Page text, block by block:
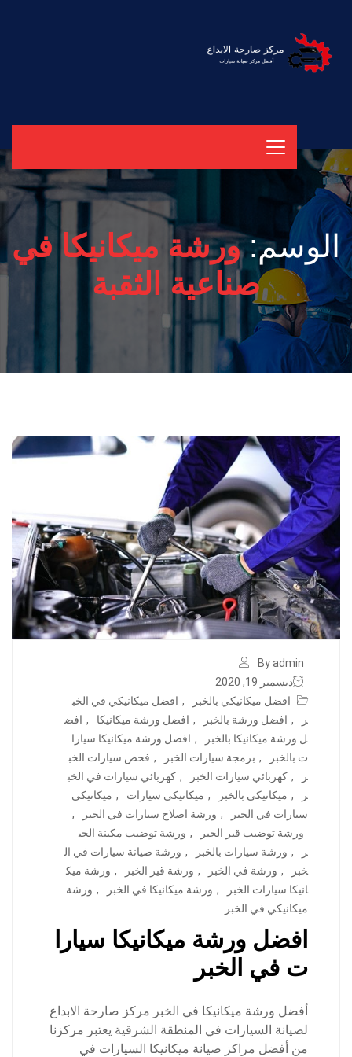
الوسم:ورشة ميكانيكا في
صناعية الثقبة
By admin
ديسمبر 19, 2020
افضل ميكانيكي بالخبر
, افضل ميكانيكي في الخب
ر
, افضل ورشة بالخبر , افضل ورشة ميكانيكا , افض
ل ورشة ميكانيكا بالخبر
, افضل ورشة ميكانيكا سيارا
ت بالخبر
, برمجة سيارات الخبر , فحص سيارات الخب
ر
, كهربائي سيارات الخبر , كهربائي سيارات في الخب
ر
, ميكانيكي بالخبر , ميكانيكي سيارات , ميكانيكي
سيارات في الخبر
, ورشة اصلاح سيارات في الخبر
,
ورشة توضيب قير الخبر
, ورشة توضيب مكينة الخب
ر
, ورشة سيارات بالخبر , ورشة صيانة سيارات في ال
خبر
, ورشة في الخبر , ورشة قير الخبر , ورشة ميك
انيكا سيارات الخبر
, ورشة ميكانيكا في الخبر , ورشة
ميكانيكي في الخبر
افضل ورشة ميكانيكا سيارا
ت في الخبر
أفضل ورشة ميكانيكا في الخبر مركز صارحة الابداع
لصيانة السيارات في المنطقة الشرقية يعتبر مركزنا
من أفضل مراكز صيانة ميكانيكا السيارات في